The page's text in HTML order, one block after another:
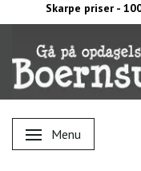
Skarpe priser -
Skifte navigation
Menu